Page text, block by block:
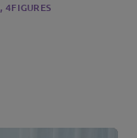
, 4FIGURES